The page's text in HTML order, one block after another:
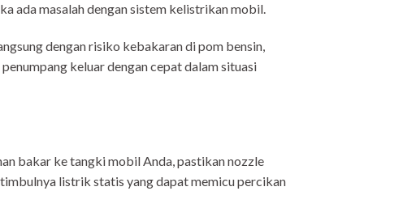
ada masalah dengan sistem kelistrikan mobil.
dengan risiko kebakaran di pom bensin,
keluar dengan cepat dalam situasi
bakar ke tangki mobil Anda, pastikan nozzle
listrik statis yang dapat memicu percikan